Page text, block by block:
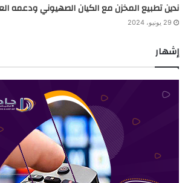
ندين تطبيع المخزن مع الكيان الصهيوني ودعمه
29 يونيو، 2024
إشهار